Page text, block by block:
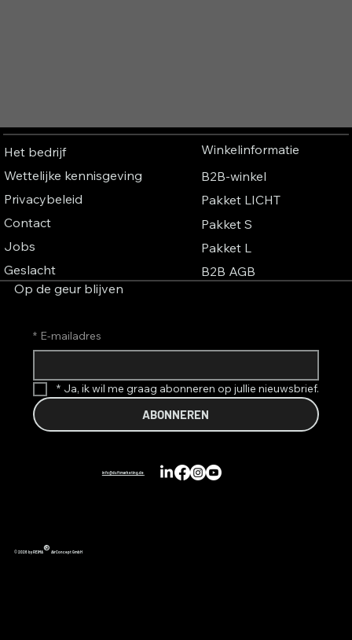
Het bedrijf
Wettelijke kennisgeving
Privacybeleid
Contact
Jobs
Geslacht
Winkelinformatie
B2B-winkel
Pakket LICHT
Pakket S
Pakket L
B2B AGB
Op de geur blijven
* E-mailadres
* Ja, ik wil me graag abonneren op jullie nieuwsbrief.
ABONNEREN
info@duftmarketing.de
© 2026 by REIMA® AirConcept GmbH